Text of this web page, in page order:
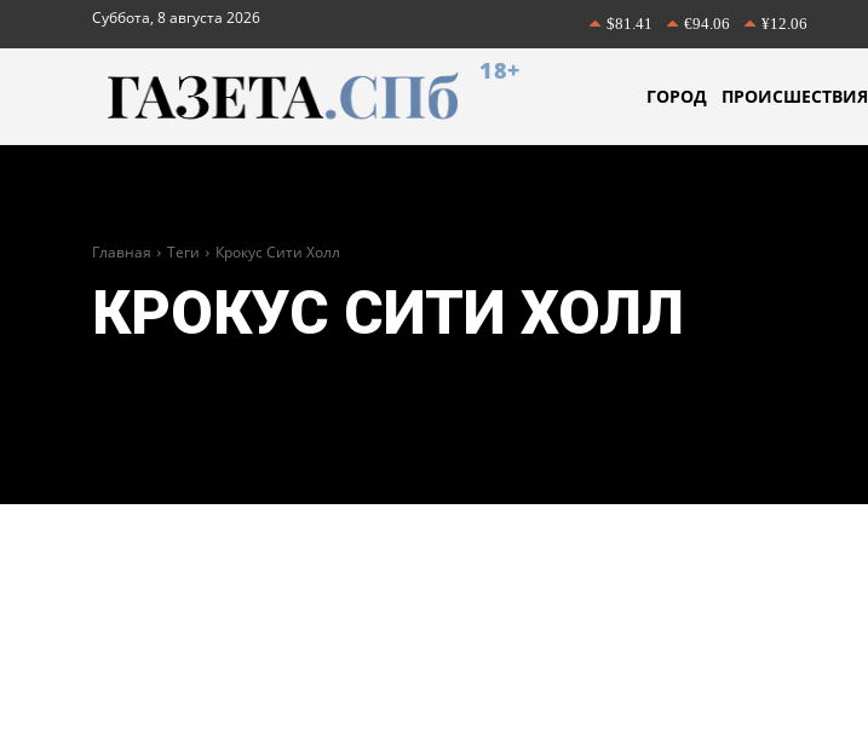
Суббота, 8 августа 2026 $81.41 €94.06 ¥12.06
18+
ГОРОД ПРОИСШЕСТВИЯ
Главная Теги Крокус Сити Холл
КРОКУС СИТИ ХОЛЛ